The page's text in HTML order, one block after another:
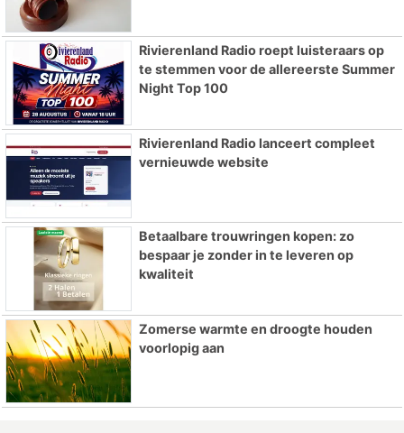
Rivierenland Radio roept luisteraars op
te stemmen voor de allereerste Summer
Night Top 100
Rivierenland Radio lanceert compleet
vernieuwde website
Betaalbare trouwringen kopen: zo
bespaar je zonder in te leveren op
kwaliteit
Zomerse warmte en droogte houden
voorlopig aan